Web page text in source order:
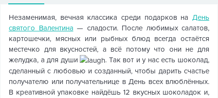
Незаменимая, вечная классика среди подарков на День
святого Валентина — сладости. После любимых салатов,
картошечки, мясных или рыбных блюд всегда остаётся
местечко для вкусностей, а всё потому что они не для
желудка, а для души
. Так вот и у нас есть шоколад,
сделанный с любовью и созданный, чтобы дарить счастье
получателю или получательнице в День всех влюблённых.
В креативной упаковке найдёшь 12 вкусных шоколадок и,